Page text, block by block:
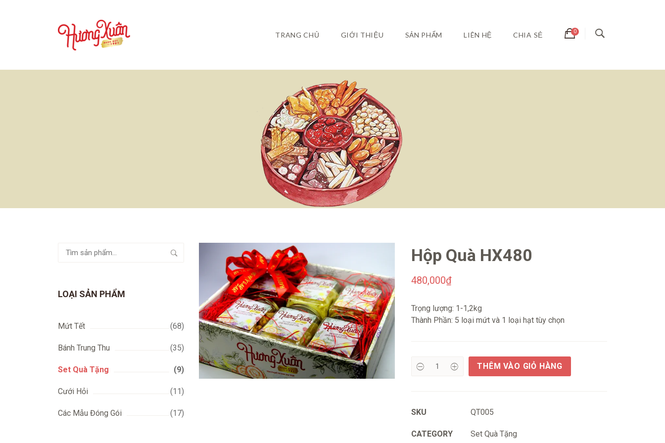
TRANG CHỦ GIỚI THIỆU SẢN PHẨM LIÊN HỆ CHIA SẺ
Tìm
LOẠI SẢN PHẨM
Mứt Tết (68)
Bánh Trung Thu (35)
Set Quà Tặng (9)
Cưới Hỏi (11)
Các Mẫu Đóng Gói (17)
Hộp Quà HX480
480,000₫
Trọng lượng: 1-1,2kg
Thành Phần: 5 loại mứt và 1 loại hạt tùy chọn
THÊM VÀO GIỎ HÀNG
SKU QT005
CATEGORY Set Quà Tặng